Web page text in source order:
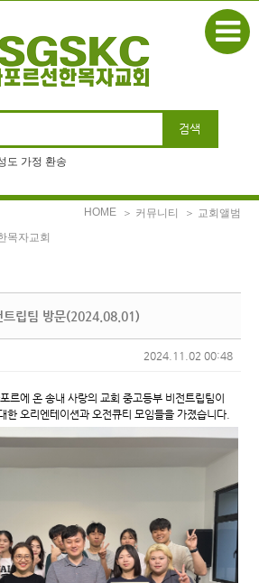
도 가정 환송
HOME ＞ 커뮤니티 ＞ 교회앨범
목자교회
2024.11.02 00:48
트립팀 방문(2024.08.01)
르에 온 송내 사랑의 교회 중고등부 비전트립팀이
한 오리엔테이션과 오전큐티 모임들을 가졌습니다.